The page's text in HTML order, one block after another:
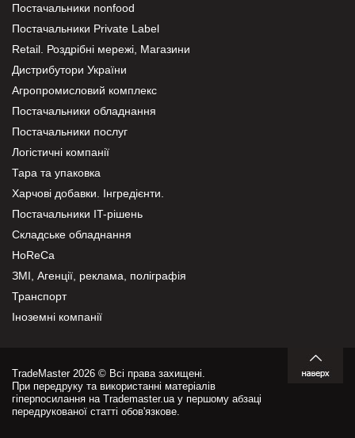
Постачальники nonfood
Постачальники Private Label
Retail. Роздрібні мережі, Магазини
Дистрибутори України
Агропромисловий комплекс
Постачальники обладнання
Постачальники послуг
Логістичні компанії
Тара та упаковка
Харчові добавки. Інгредієнти.
Постачальники IT-рішень
Складське обладнання
HoReCa
ЗМІ, Агенції, реклама, поліграфія
Транспорт
Іноземні компанії
TradeMaster 2026 © Всі права захищені.
При передруку та використанні матеріалів
гіперпосилання на Trademaster.ua у першому абзаці
передрукованої статті обов'язкове.